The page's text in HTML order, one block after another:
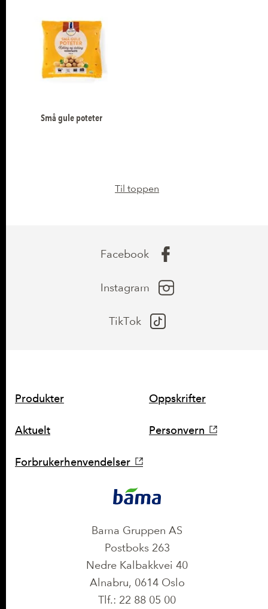
Små gule poteter
Til toppen
Facebook
Instagram
TikTok
Bama Gruppen AS
Postboks 263
Nedre Kalbakkvei 40
Alnabru, 0614 Oslo
Tlf.: 22 88 05 00
SNARVEIER
Produkter Oppskrifter
Aktuelt Personvern
Forbrukerhenvendelser